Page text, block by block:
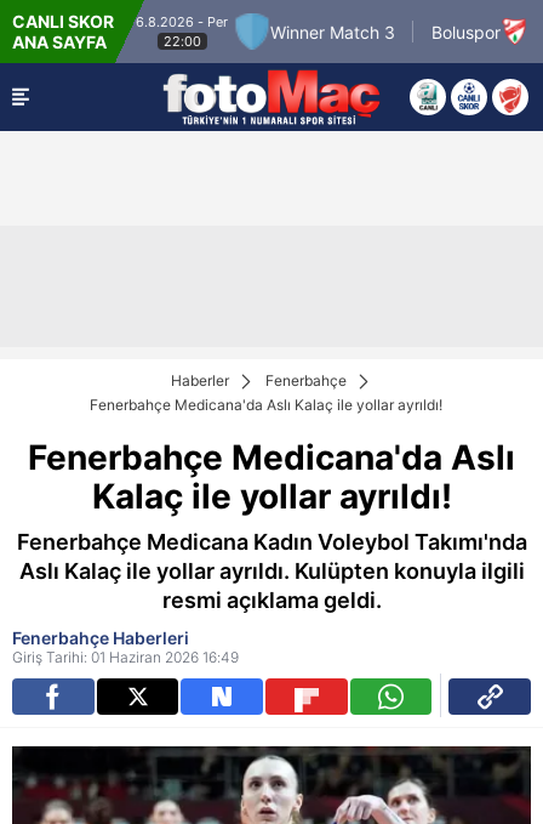
CANLI SKOR
ANA SAYFA
Match 2
6.8.2026 - Per
22:00
Winner Match 3 Boluspor
Haberler
Fenerbahçe
Fenerbahçe Medicana'da Aslı Kalaç ile yollar ayrıldı!
Fenerbahçe Medicana'da Aslı
Kalaç ile yollar ayrıldı!
Fenerbahçe Medicana Kadın Voleybol Takımı'nda
Aslı Kalaç ile yollar ayrıldı. Kulüpten konuyla ilgili
resmi açıklama geldi.
Fenerbahçe Haberleri
Giriş Tarihi: 01 Haziran 2026 16:49